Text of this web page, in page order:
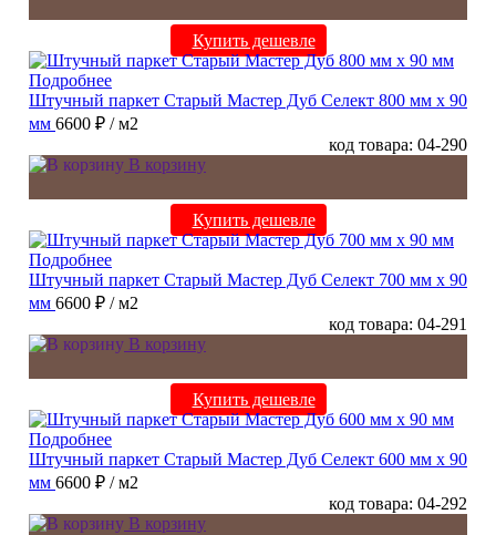
Купить дешевле
Подробнее
Штучный паркет Старый Мастер Дуб Селект 800 мм х 90
мм 6600 ₽ / м2
код товара: 04-290
В корзину
Купить дешевле
Подробнее
Штучный паркет Старый Мастер Дуб Селект 700 мм х 90
мм 6600 ₽ / м2
код товара: 04-291
В корзину
Купить дешевле
Подробнее
Штучный паркет Старый Мастер Дуб Селект 600 мм х 90
мм 6600 ₽ / м2
код товара: 04-292
В корзину